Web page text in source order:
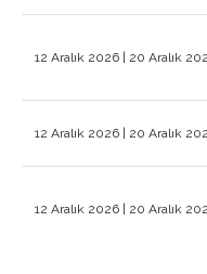
12 Aralık 2026 | 20 Aralık
12 Aralık 2026 | 20 Aralık
12 Aralık 2026 | 20 Aralık